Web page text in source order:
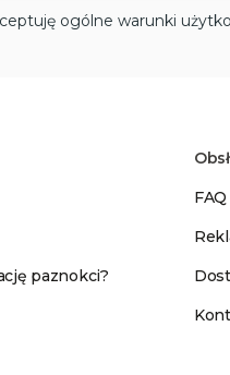
ogólne warunki
paznokci?
FAQ